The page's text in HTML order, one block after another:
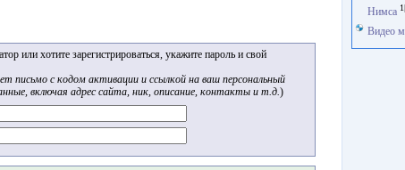
или хотите зарегистрироваться, укажите пароль и свой
письмо с кодом активации и ссылкой на ваш персональный
включая адрес сайта, ник, описание, контакты и т.д.)
Нимса
Видео